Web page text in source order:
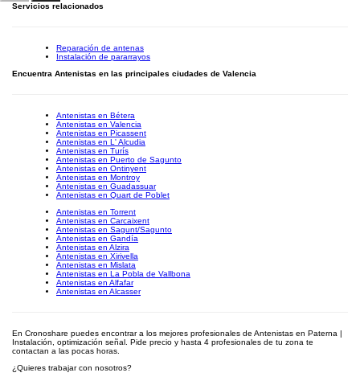
Servicios relacionados
Reparación de antenas
Instalación de pararrayos
Encuentra Antenistas en las principales ciudades de Valencia
Antenistas en Bétera
Antenistas en Valencia
Antenistas en Picassent
Antenistas en L' Alcudia
Antenistas en Turís
Antenistas en Puerto de Sagunto
Antenistas en Ontinyent
Antenistas en Montroy
Antenistas en Guadassuar
Antenistas en Quart de Poblet
Antenistas en Torrent
Antenistas en Carcaixent
Antenistas en Sagunt/Sagunto
Antenistas en Gandía
Antenistas en Alzira
Antenistas en Xirivella
Antenistas en Mislata
Antenistas en La Pobla de Vallbona
Antenistas en Alfafar
Antenistas en Alcasser
En Cronoshare puedes encontrar a los mejores profesionales de Antenistas en Paterna |
Instalación, optimización señal. Pide precio y hasta 4 profesionales de tu zona te
contactan a las pocas horas.
¿Quieres trabajar con nosotros?